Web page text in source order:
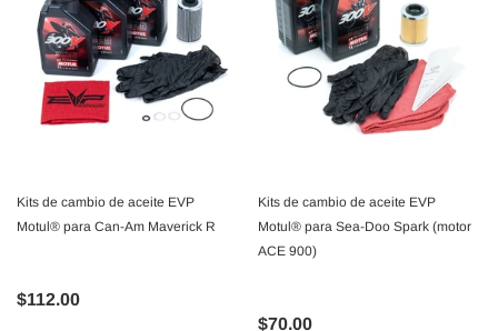
Kits de cambio de aceite EVP
Motul® para Can-Am Maverick R
$112.00
Kits de cambio de aceite EVP
Motul® para Sea-Doo Spark (motor
ACE 900)
$70.00